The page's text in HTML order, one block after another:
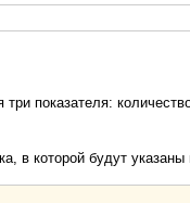
показателя:
в которой будут